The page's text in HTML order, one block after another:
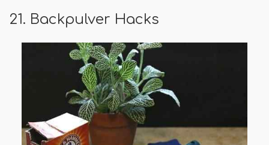
21. Backpulver Hacks